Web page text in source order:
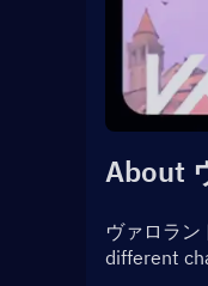
About
ヴァロラ
different